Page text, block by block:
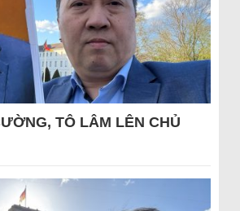
TÔ LÂM LÊN CHỦ